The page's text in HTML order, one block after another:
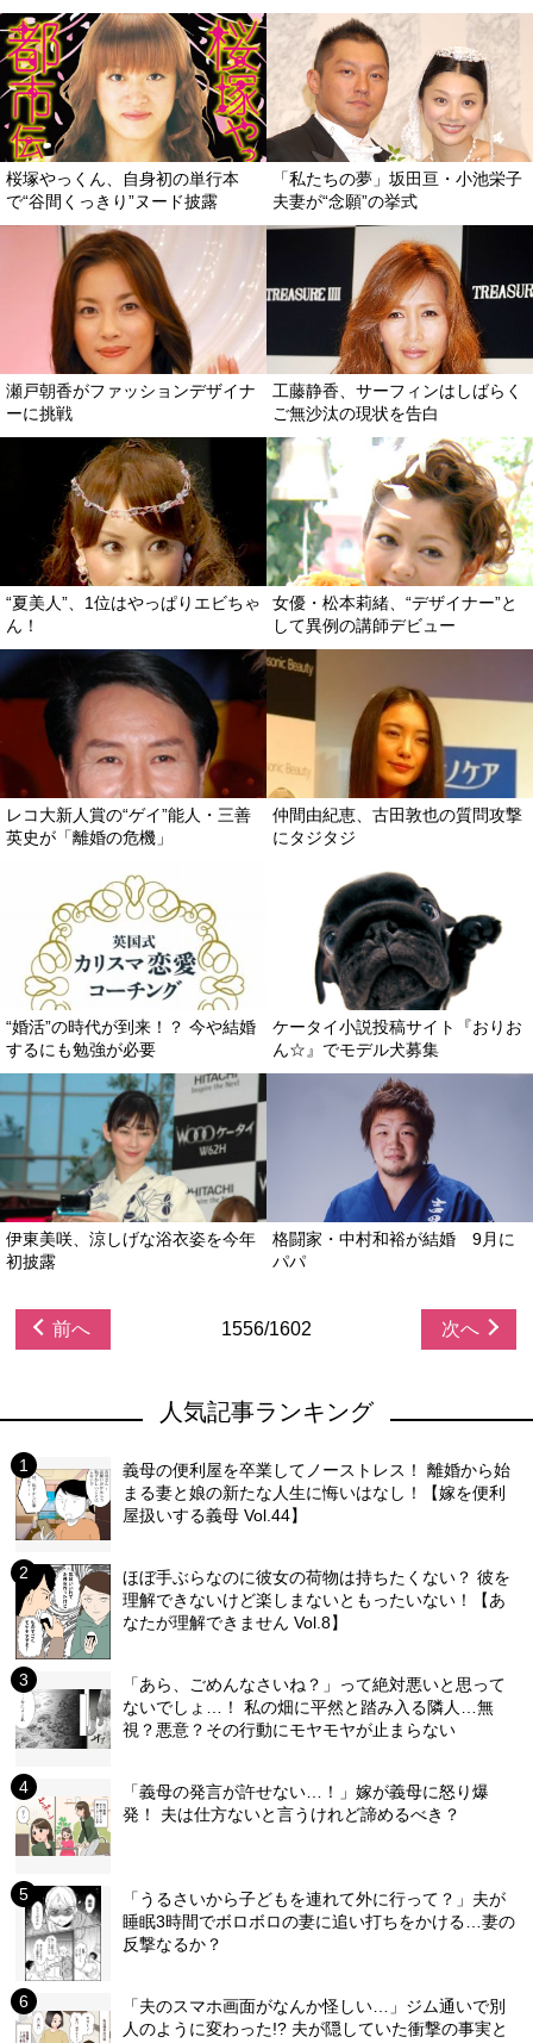
桜塚やっくん、自身初の単行本
で“谷間くっきり”ヌード披露
「私たちの夢」坂田亘・小池栄子
夫妻が“念願”の挙式
瀬戸朝香がファッションデザイナ
ーに挑戦
工藤静香、サーフィンはしばらく
ご無沙汰の現状を告白
“夏美人”、1位はやっぱりエビちゃ
ん！
女優・松本莉緒、“デザイナー”と
して異例の講師デビュー
レコ大新人賞の“ゲイ”能人・三善
英史が「離婚の危機」
仲間由紀恵、古田敦也の質問攻撃
にタジタジ
“婚活”の時代が到来！？ 今や結婚
するにも勉強が必要
ケータイ小説投稿サイト『おりお
ん☆』でモデル犬募集
伊東美咲、涼しげな浴衣姿を今年
初披露
格闘家・中村和裕が結婚 9月に
パパ
前へ 1556/1602 次へ
人気記事ランキング
義母の便利屋を卒業してノーストレス！ 離婚から始
まる妻と娘の新たな人生に悔いはなし！【嫁を便利
屋扱いする義母 Vol.44】
ほぼ手ぶらなのに彼女の荷物は持ちたくない？ 彼を
理解できないけど楽しまないともったいない！【あ
なたが理解できません Vol.8】
「あら、ごめんなさいね？」って絶対悪いと思って
ないでしょ…！ 私の畑に平然と踏み入る隣人…無
視？悪意？その行動にモヤモヤが止まらない
「義母の発言が許せない…！」嫁が義母に怒り爆
発！ 夫は仕方ないと言うけれど諦めるべき？
「うるさいから子どもを連れて外に行って？」夫が
睡眠3時間でボロボロの妻に追い打ちをかける…妻の
反撃なるか？
「夫のスマホ画面がなんか怪しい…」ジム通いで別
人のように変わった!? 夫が隠していた衝撃の事実と